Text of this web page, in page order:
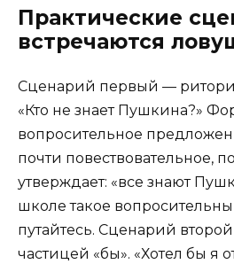
Практические
встречаются
Сценарий первый —
«Кто не знает Пушкина?»
вопросительное
почти повествовательное,
утверждает: «все знают
школе такое
путайтесь. Сценарий
частицей «бы». «Хотел бы я